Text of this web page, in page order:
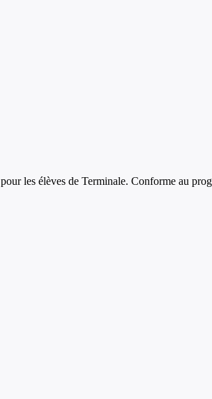
pour les élèves de Terminale. Conforme au